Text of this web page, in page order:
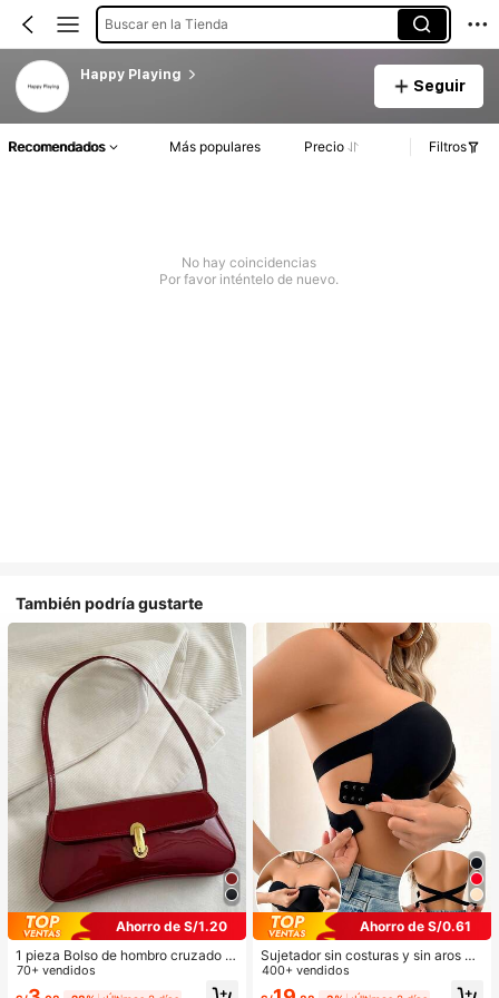
Buscar en la Tienda
Happy Playing
Seguir
Recomendados Más populares Precio Filtros
No hay coincidencias
Por favor inténtelo de nuevo.
También podría gustarte
Ahorro de S/1.20
1 pieza Bolso de hombro cruzado d
e cuero sintético vintage, adecuad
o para citas, salidas, fiestas, banqu
70+ vendidos
Ahorro de S/0.61
Sujetador sin costuras y sin aros pa
ra mujer, sexy con laterales antidesl
izantes, almohadillas extraíbles y e
400+ vendidos